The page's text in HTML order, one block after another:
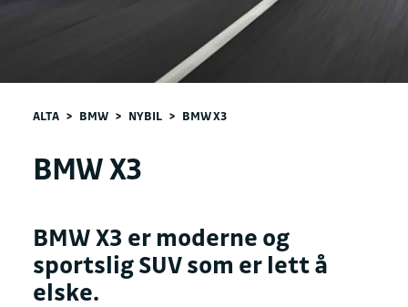
ALTA > BMW > NYBIL > BMW X3
BMW X3
BMW X3 er moderne og
sportslig SUV som er lett å
elske.